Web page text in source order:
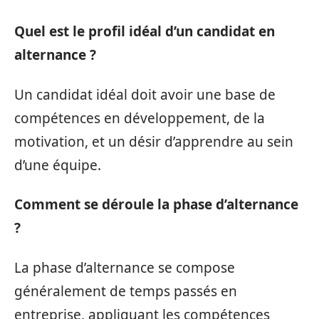
Quel est le profil idéal d’un candidat en
alternance ?
Un candidat idéal doit avoir une base de
compétences en développement, de la
motivation, et un désir d’apprendre au sein
d’une équipe.
Comment se déroule la phase d’alternance
?
La phase d’alternance se compose
généralement de temps passés en
entreprise, appliquant les compétences